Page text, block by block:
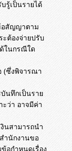
รู้เป็นรายได้
อสัญญาตาม
ะต้องจ่ายปรับ
ในกรณีใด
(ซึ่งพิจารณา
นทึกเป็นราย
ะว่า อาจมีค่า
นสามารถนำ
ำนักงานขอ
อกำหนดเรื่อง